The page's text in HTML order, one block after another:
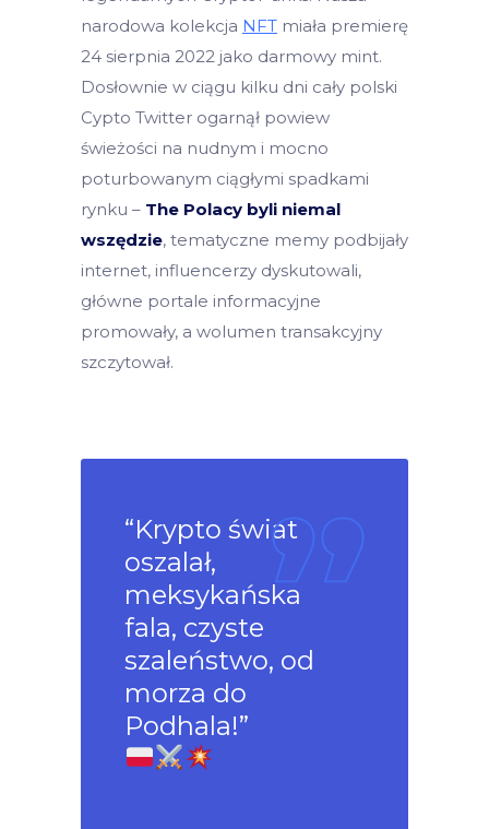
narodowa kolekcja NFT miała premierę
24 sierpnia 2022 jako darmowy mint.
Dosłownie w ciągu kilku dni cały polski
Cypto Twitter ogarnął powiew
świeżości na nudnym i mocno
poturbowanym ciągłymi spadkami
rynku – The Polacy byli niemal
wszędzie, tematyczne memy podbijały
internet, influencerzy dyskutowali,
główne portale informacyjne
promowały, a wolumen transakcyjny
szczytował.
“Krypto świat
oszalał,
meksykańska
fala, czyste
szaleństwo, od
morza do
Podhala!”